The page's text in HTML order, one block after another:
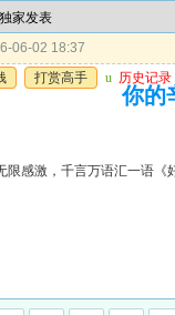
家发表
06-02 18:37
打赏高手 u 历史记录
你的
限感激，千言万语汇一语《